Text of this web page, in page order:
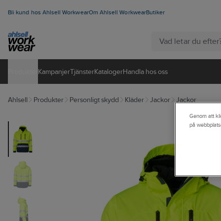
Bli kund hos Ahlsell WorkwearOm Ahlsell WorkwearButiker
KampanjerTjänsterKatalogerHandla hos oss
Ahlsell Produkter Personligt skydd Kläder Jackor Jackor
Genom att
på